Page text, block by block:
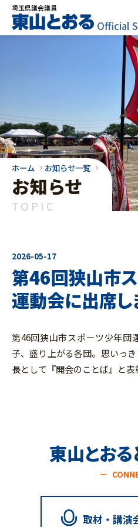
埼玉県議会議員
Official
ホーム お知らせ一覧
お知らせ
TOPIC
2026-05-17
第46回狭山市
運動会に出席し
第46回狭山市スポーツ少年団
子、盛り上がる各団。思いっ
長として『開会のことば』と表
東山とお
取材・講演